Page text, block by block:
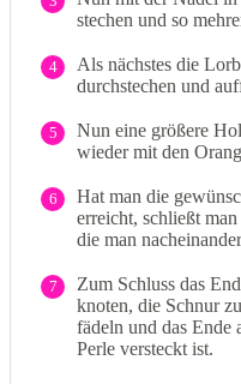
stechen und so
4
Als nächstes die
durchstechen und
5
Nun eine größere
wieder mit den
6
Hat man die
erreicht, schließt
die man
7
Zum Schluss das
knoten, die Schnur
fädeln und das Ende
Perle versteckt ist.